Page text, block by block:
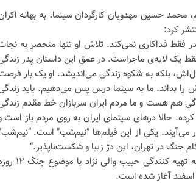
محمد حسین مهدویان کارگردان سینما، به بهانه
کرد:
فقط فداکاری نمی‌کند. تلاش او تنها منحصر به
یک لایه‌ی ماجراست. در عمق این داستان پدر
بلکه به شکوه زندگی می‌‌اندیشد. او یک بار
بداند. ما به سینما درس پس می‌دهیم. باید
هست و ما مردم ایران سربازان خط مقدم
حالا درهای سینمای ایران به روی مردم باز است‌
می‌آیند. یکی از این فیلم‌ها “نیم‌شب” است.
جنگ در تهران، این دژ زیبا و شکست‌ناپذیر.”
“نیم شب” عنوان تازه ترین فیلم محمد حسین مهدویان به تهیه کنندگى حبیب